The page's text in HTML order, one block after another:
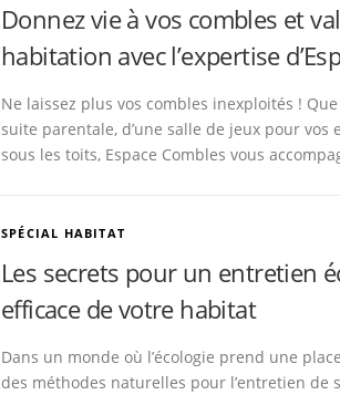
Donnez vie à vos combles et
habitation avec l’expertise
Ne laissez plus vos combles inexploités ! Que
suite parentale, d’une salle de jeux pour vos
sous les toits, Espace Combles vous
SPÉCIAL HABITAT
Les secrets pour un entretien
efficace de votre habitat
Dans un monde où l’écologie prend une
des méthodes naturelles pour l’entretien de